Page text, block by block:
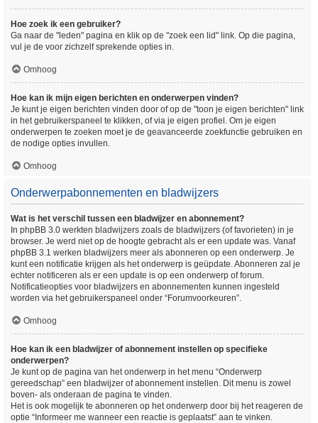
Hoe zoek ik een gebruiker?
Ga naar de "leden" pagina en klik op de "zoek een lid" link. Op die pagina,
vul je de voor zichzelf sprekende opties in.
Omhoog
Hoe kan ik mijn eigen berichten en onderwerpen vinden?
Je kunt je eigen berichten vinden door of op de "toon je eigen berichten" link
in het gebruikerspaneel te klikken, of via je eigen profiel. Om je eigen
onderwerpen te zoeken moet je de geavanceerde zoekfunctie gebruiken en
de nodige opties invullen.
Omhoog
Onderwerpabonnementen en bladwijzers
Wat is het verschil tussen een bladwijzer en abonnement?
In phpBB 3.0 werkten bladwijzers zoals de bladwijzers (of favorieten) in je
browser. Je werd niet op de hoogte gebracht als er een update was. Vanaf
phpBB 3.1 werken bladwijzers meer als abonneren op een onderwerp. Je
kunt een notificatie krijgen als het onderwerp is geüpdate. Abonneren zal je
echter notificeren als er een update is op een onderwerp of forum.
Notificatieopties voor bladwijzers en abonnementen kunnen ingesteld
worden via het gebruikerspaneel onder “Forumvoorkeuren”.
Omhoog
Hoe kan ik een bladwijzer of abonnement instellen op specifieke
onderwerpen?
Je kunt op de pagina van het onderwerp in het menu “Onderwerp
gereedschap” een bladwijzer of abonnement instellen. Dit menu is zowel
boven- als onderaan de pagina te vinden.
Het is ook mogelijk te abonneren op het onderwerp door bij het reageren de
optie “Informeer me wanneer een reactie is geplaatst” aan te vinken.